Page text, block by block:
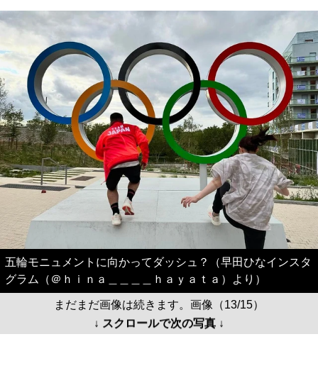
五輪モニュメントに向かってダッシュ？（早田ひなインスタ
グラム（＠ｈｉｎａ＿＿＿＿ｈａｙａｔａ）より）
まだまだ画像は続きます。画像（13/15）
↓ スクロールで次の写真 ↓